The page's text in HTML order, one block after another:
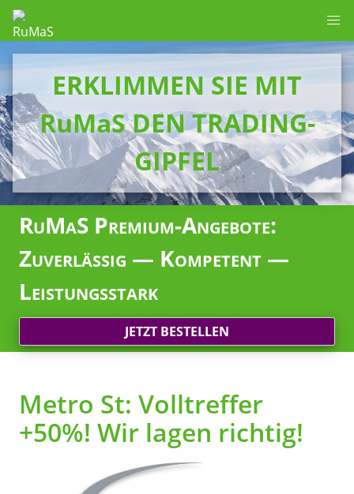
ERKLIMMEN SIE MIT
RuMaS DEN TRADING-
GIPFEL
RuMaS Premium-Angebote:
Zuverlässig — Kompetent —
Leistungsstark
JETZT BESTELLEN
Metro St: Volltreffer
+50%! Wir lagen richtig!